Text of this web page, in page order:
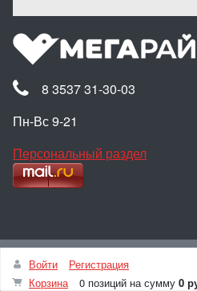
8 3537 31-30-03
Пн-Вс 9-21
Персональный раздел
©
Войти
Регистрация
Корзина
0 позиций на сумму 0